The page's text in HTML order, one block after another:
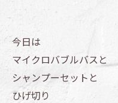
今日は
マイクロバブルバスと
シャンプーセットと
ひげ切り